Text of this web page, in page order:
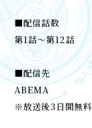
■配信話数
第1話～第12話
■配信先
ABEMA
※放送後3日間無料